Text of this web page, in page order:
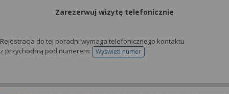
Zarezerwuj wizytę telefonicznie
Rejestracja do tej poradni wymaga telefonicznego kontaktu
z przychodnią pod numerem:
Wyświetl numertelefonu do rejestracji